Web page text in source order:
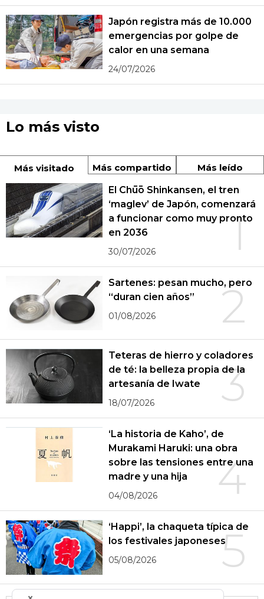
Japón registra más de 10.000
emergencias por golpe de
calor en una semana
24/07/2026
Lo más visto
Más visitado Más compartido Más leído
1
El Chūō Shinkansen, el tren
‘maglev’ de Japón, comenzará
a funcionar como muy pronto
en 2036
30/07/2026
2
Sartenes: pesan mucho, pero
“duran cien años”
01/08/2026
3
Teteras de hierro y coladores
de té: la belleza propia de la
artesanía de Iwate
18/07/2026
4
‘La historia de Kaho’, de
Murakami Haruki: una obra
sobre las tensiones entre una
madre y una hija
04/08/2026
5
‘Happi’, la chaqueta típica de
los festivales japoneses
05/08/2026